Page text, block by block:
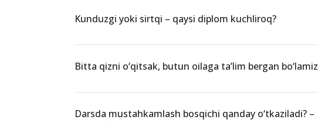
Kunduzgi yoki sirtqi – qaysi diplom kuchliroq?
Bitta qizni o‘qitsak, butun oilaga ta’lim bergan bo‘lamiz
Darsda mustahkamlash bosqichi qanday o‘tkaziladi? –